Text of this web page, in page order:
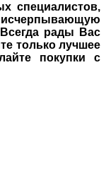
специалистов,
Всегда рады Вас
только лучшее
покупки с